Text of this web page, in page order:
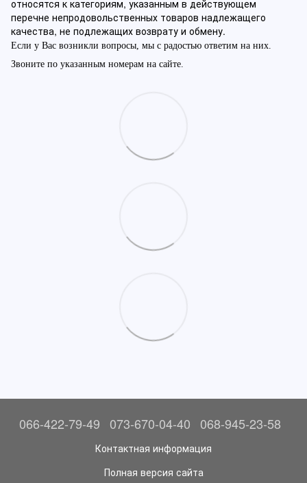
относятся к категориям, указанным в действующем
перечне непродовольственных товаров надлежащего
качества, не подлежащих возврату и обмену.
Если у Вас возникли вопросы, мы с радостью ответим на них.
Звоните по указанным номерам на сайте.
066-422-79-49 073-670-04-40 068-945-23-58
Контактная информация
Полная версия сайта